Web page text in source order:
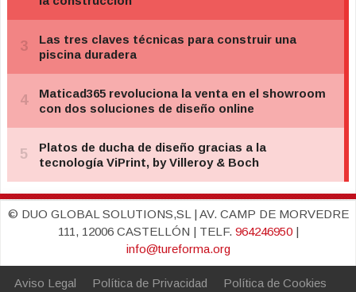
© DUO GLOBAL SOLUTIONS,SL | AV. CAMP DE MORVEDRE
111, 12006 CASTELLÓN | TELF. 964246950|
info@tureforma.org
Aviso Legal Política de Privacidad
Política de Cookies